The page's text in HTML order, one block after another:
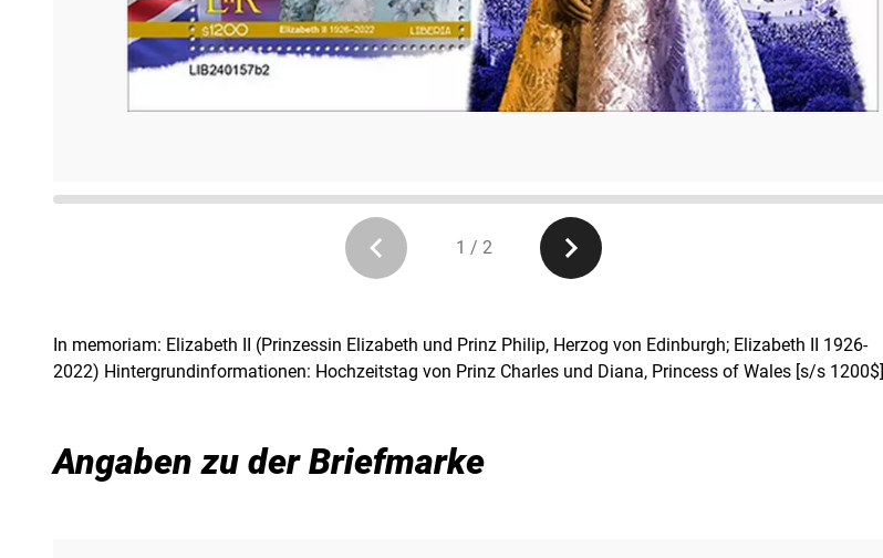
1 / 2
In memoriam: Elizabeth II (Prinzessin Elizabeth und Prinz Philip, Herzog von Edinburgh; Elizabeth II 1926-
2022) Hintergrundinformationen: Hochzeitstag von Prinz Charles und Diana, Princess of Wales [s/s 1200$]
Angaben zu der Briefmarke